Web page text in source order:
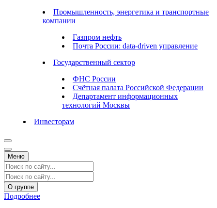
Промышленность, энергетика и транспортные
компании
Газпром нефть
Почта России: data-driven управление
Государственный сектор
ФНС России
Счётная палата Российской Федерации
Департамент информационных
технологий Москвы
Инвесторам
Меню
О группе
Подробнее